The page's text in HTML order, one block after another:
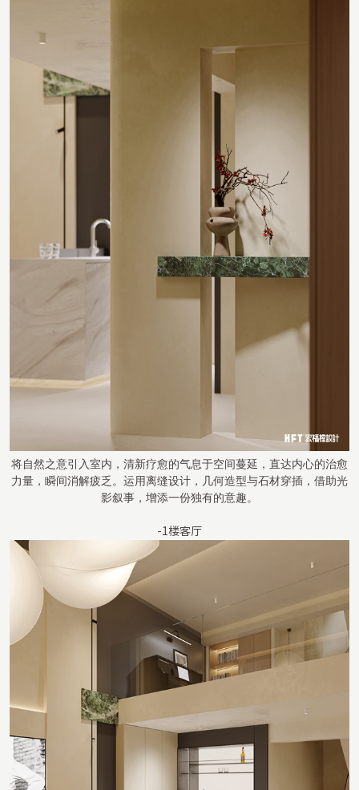
将自然之意引入室内，清新疗愈的气息于空间蔓延，直达内心的治愈
力量，瞬间消解疲乏。运用离缝设计，几何造型与石材穿插，借助光
影叙事，增添一份独有的意趣。
-1楼客厅